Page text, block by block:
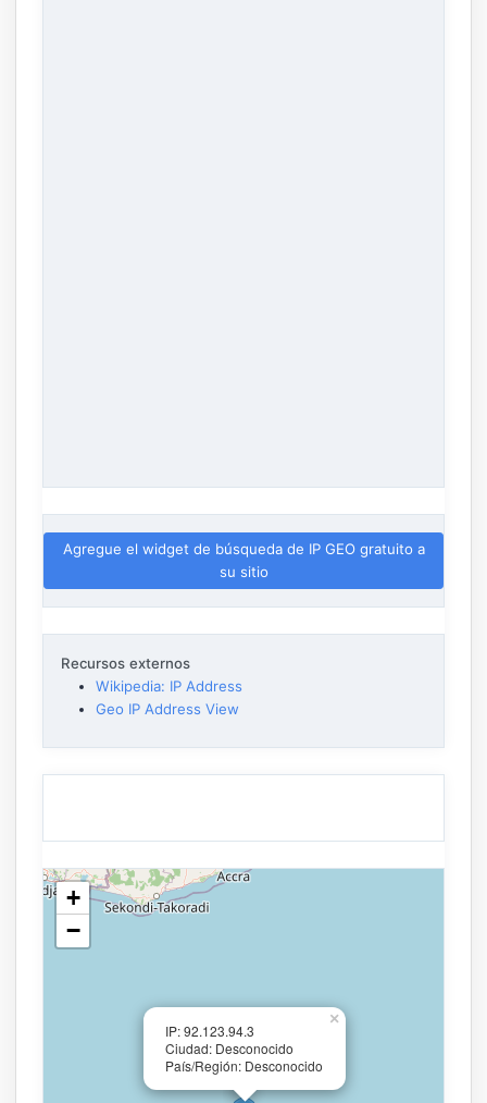
Agregue el widget de búsqueda de IP GEO gratuito a
su sitio
Recursos externos
Wikipedia: IP Address
Geo IP Address View
IP: 92.123.94.3
Ciudad: Desconocido
País/Región: Desconocido
×
+
−